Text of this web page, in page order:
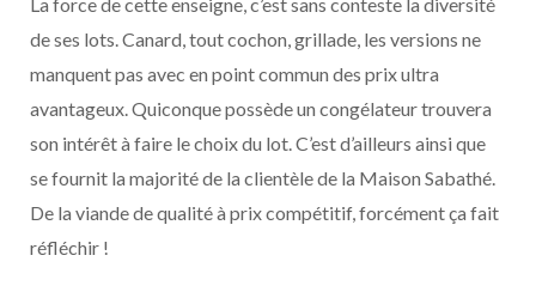
de ses lots. Canard, tout cochon, grillade, les versions ne
manquent pas avec en point commun des prix ultra
avantageux. Quiconque possède un congélateur trouvera
son intérêt à faire le choix du lot. C’est d’ailleurs ainsi que
se fournit la majorité de la clientèle de la Maison Sabathé.
De la viande de qualité à prix compétitif, forcément ça fait
réfléchir !